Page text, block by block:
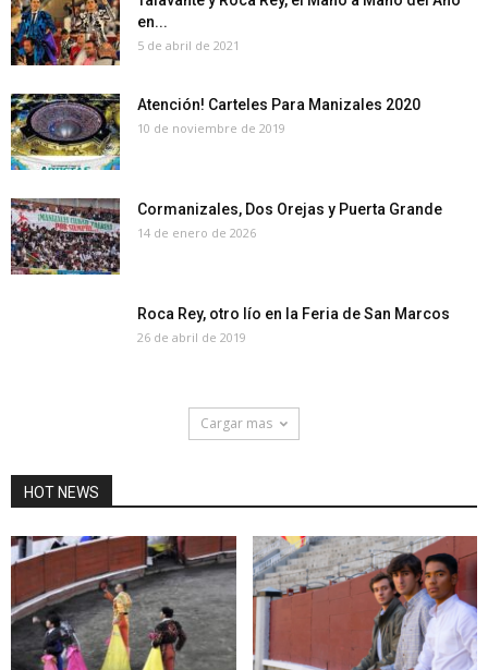
en...
5 de abril de 2021
Atención! Carteles Para Manizales 2020
10 de noviembre de 2019
Cormanizales, Dos Orejas y Puerta Grande
14 de enero de 2026
Roca Rey, otro lío en la Feria de San Marcos
26 de abril de 2019
Cargar mas
HOT NEWS